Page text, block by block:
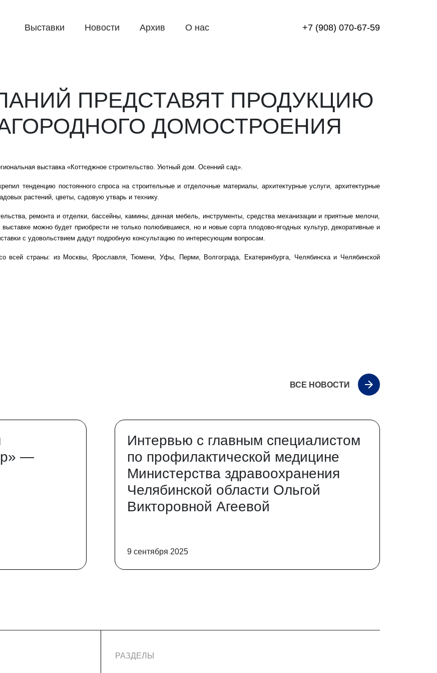
Выставки Новости Архив О нас +7 (908) 070-67-59
ПРЕДСТАВЯТ ПРОДУКЦИЮ
ДОМОСТРОЕНИЯ
выставка «Коттеджное строительство. Уютный дом. Осенний сад».
тенденцию постоянного спроса на строительные и отделочные материалы, архитектурные услуги, архитектурные
растений, цветы, садовую утварь и технику.
ремонта и отделки, бассейны, камины, дачная мебель, инструменты, средства механизации и приятные мелочи,
можно будет приобрести не только полюбившиеся, но и новые сорта плодово-ягодных культур, декоративные и
с удовольствием дадут подробную консультацию по интересующим вопросам.
всей страны: из Москвы, Ярославля, Тюмени, Уфы, Перми, Волгограда, Екатеринбурга, Челябинска и Челябинской
ВСЕ НОВОСТИ
—
Интервью с главным специалистом
по профилактической медицине
Министерства здравоохранения
Челябинской области Ольгой
Викторовной Агеевой
9 сентября 2025
РАЗДЕЛЫ